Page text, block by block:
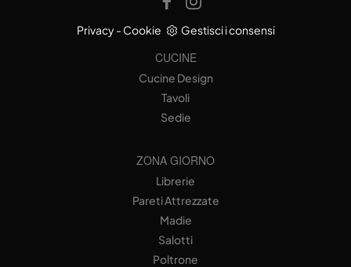
Privacy- Cookie Gestisci i consensi
CUCINE
Cucine Design
Tavoli
Sedie
ZONA GIORNO
Librerie
Pareti Attrezzate
Madie
Salotti
Poltrone